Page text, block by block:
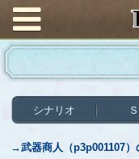
シナリオ
→武器商人（p3p001107）